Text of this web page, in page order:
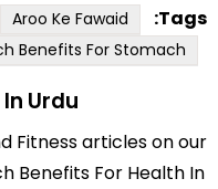
Tags:
Aroo Ke Fawaid
Benefits For Stomach
Urdu
Fitness articles on our
Benefits For Health In